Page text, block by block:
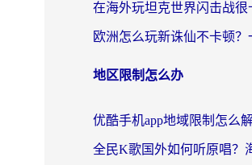
地区限制怎么办